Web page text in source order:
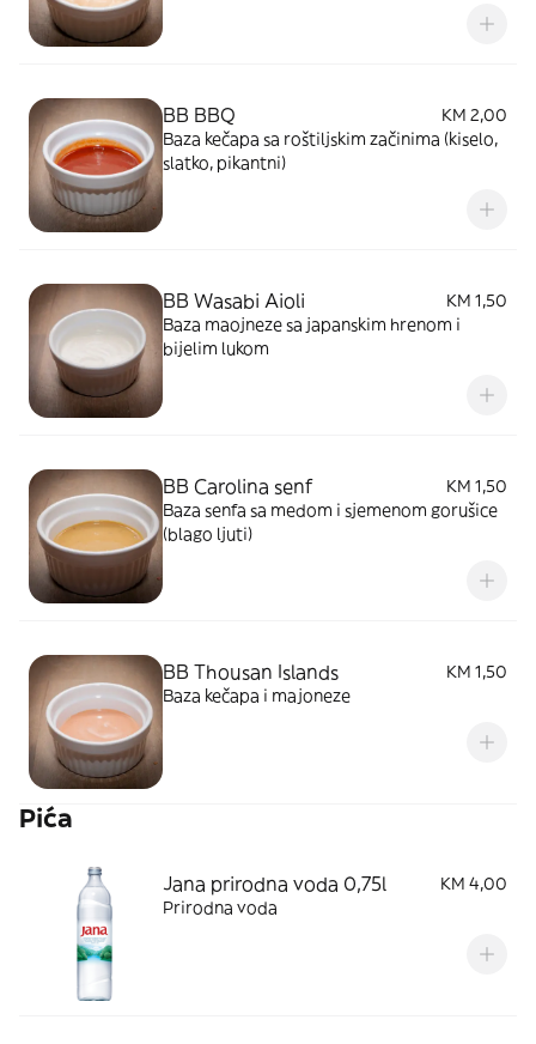
BB BBQ
KM 2,00
Baza kečapa sa roštiljskim začinima (kiselo,
slatko, pikantni)
BB Wasabi Aioli
KM 1,50
Baza maojneze sa japanskim hrenom i
bijelim lukom
BB Carolina senf
KM 1,50
Baza senfa sa medom i sjemenom gorušice
(blago ljuti)
BB Thousan Islands
KM 1,50
Baza kečapa i majoneze
Pića
Jana prirodna voda 0,75l
KM 4,00
Prirodna voda